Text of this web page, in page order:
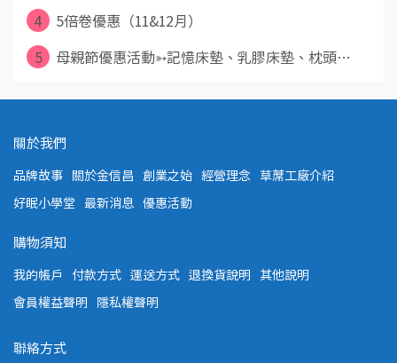
4
5倍卷優惠（11&12月）
5
母親節優惠活動➳記憶床墊、乳膠床墊、枕頭⋯
關於我們
品牌故事 關於金信昌 創業之始 經營理念 草蓆工廠介紹
好眠小學堂 最新消息 優惠活動
購物須知
我的帳戶 付款方式 運送方式 退換貨說明 其他說明
會員權益聲明 隱私權聲明
聯絡方式